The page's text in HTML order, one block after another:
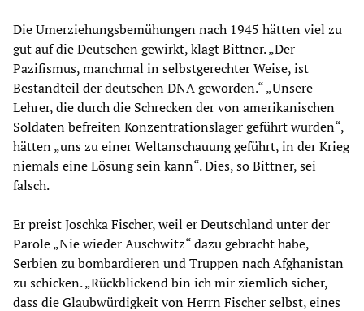
Die Umerziehungsbemühungen nach 1945 hätten viel zu
gut auf die Deutschen gewirkt, klagt Bittner. „Der
Pazifismus, manchmal in selbstgerechter Weise, ist
Bestandteil der deutschen DNA geworden.“ „Unsere
Lehrer, die durch die Schrecken der von amerikanischen
Soldaten befreiten Konzentrationslager geführt wurden“,
hätten „uns zu einer Weltanschauung geführt, in der Krieg
niemals eine Lösung sein kann“. Dies, so Bittner, sei
falsch.
Er preist Joschka Fischer, weil er Deutschland unter der
Parole „Nie wieder Auschwitz“ dazu gebracht habe,
Serbien zu bombardieren und Truppen nach Afghanistan
zu schicken. „Rückblickend bin ich mir ziemlich sicher,
dass die Glaubwürdigkeit von Herrn Fischer selbst, eines